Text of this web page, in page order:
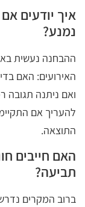
איך יודעים
נמנע?
ההבחנה נעשית
האירועים: האם
ואם ניתנה תגובה
להעריך אם
התוצאה.
האם חייבים
תביעה?
ברוב המקרים